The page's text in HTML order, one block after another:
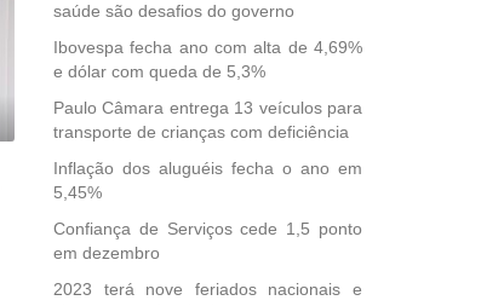
saúde são desafios do governo
Ibovespa fecha ano com alta de 4,69%
e dólar com queda de 5,3%
Paulo Câmara entrega 13 veículos para
transporte de crianças com deficiência
Inflação dos aluguéis fecha o ano em
5,45%
Confiança de Serviços cede 1,5 ponto
em dezembro
2023 terá nove feriados nacionais e